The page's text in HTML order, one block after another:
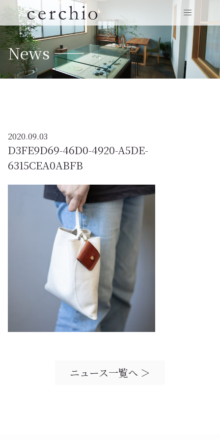
News ——
2020.09.03
D3FE9D69-46D0-4920-A5DE-
6315CEA0ABFB
ニュース一覧へ ＞